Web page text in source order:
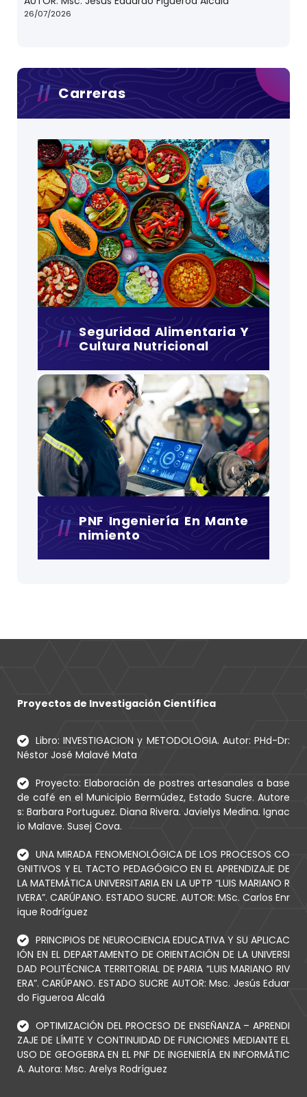
26/07/2026
Carreras
Seguridad Alimentaria Y
Cultura Nutricional
PNF Ingeniería En Mante
Nimiento
Proyectos de Investigación Científica
Libro: INVESTIGACION y METODOLOGIA. Autor: PHd-Dr:
Néstor José Malavé Mata
Proyecto: Elaboración de postres artesanales a base
de café en el Municipio Bermúdez, Estado Sucre. Autore
s: Barbara Portuguez. Diana Rivera. Javielys Medina. Ignac
io Malave. Susej Cova.
UNA MIRADA FENOMENOLÓGICA DE LOS PROCESOS CO
GNITIVOS Y EL TACTO PEDAGÓGICO EN EL APRENDIZAJE DE
LA MATEMÁTICA UNIVERSITARIA EN LA UPTP “LUIS MARIANO R
IVERA”. CARÚPANO. ESTADO SUCRE. AUTOR: MSc. Carlos Enr
ique Rodríguez
PRINCIPIOS DE NEUROCIENCIA EDUCATIVA Y SU APLICAC
IÓN EN EL DEPARTAMENTO DE ORIENTACIÓN DE LA UNIVERSI
DAD POLITÉCNICA TERRITORIAL DE PARIA “LUIS MARIANO RIV
ERA”. CARÚPANO. ESTADO SUCRE AUTOR: Msc. Jesús Eduar
do Figueroa Alcalá
OPTIMIZACIÓN DEL PROCESO DE ENSEÑANZA – APRENDI
ZAJE DE LÍMITE Y CONTINUIDAD DE FUNCIONES MEDIANTE EL
USO DE GEOGEBRA EN EL PNF DE INGENIERÍA EN INFORMÁTIC
A. Autora: Msc. Arelys Rodríguez